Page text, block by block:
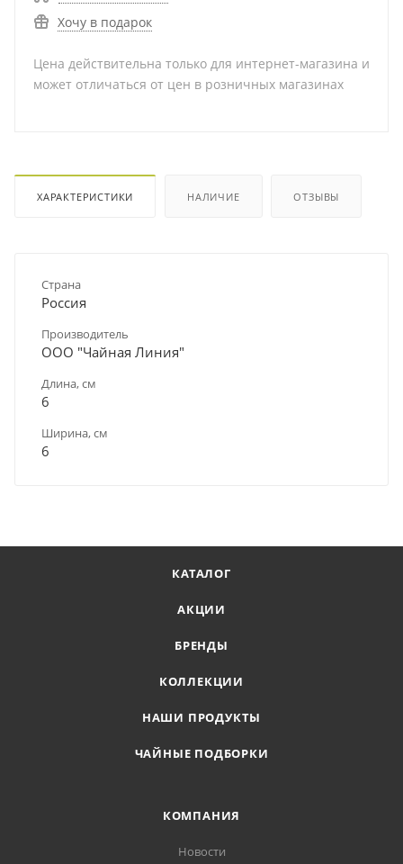
Хочу в подарок
Цена действительна только для интернет-магазина и
может отличаться от цен в розничных магазинах
ХАРАКТЕРИСТИКИ НАЛИЧИЕ ОТЗЫВЫ
Страна
Россия
Производитель
ООО "Чайная Линия"
Длина, см
6
Ширина, см
6
КАТАЛОГ
АКЦИИ
БРЕНДЫ
КОЛЛЕКЦИИ
НАШИ ПРОДУКТЫ
ЧАЙНЫЕ ПОДБОРКИ
КОМПАНИЯ
Новости